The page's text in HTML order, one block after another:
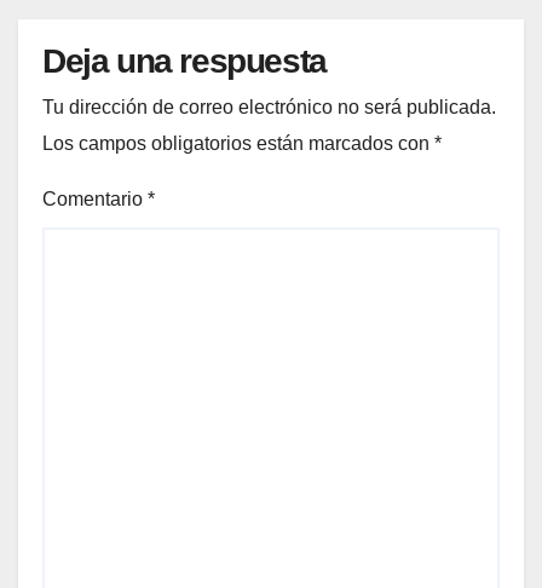
Deja una respuesta
Tu dirección de correo electrónico no será publicada.
Los campos obligatorios están marcados con *
Comentario *